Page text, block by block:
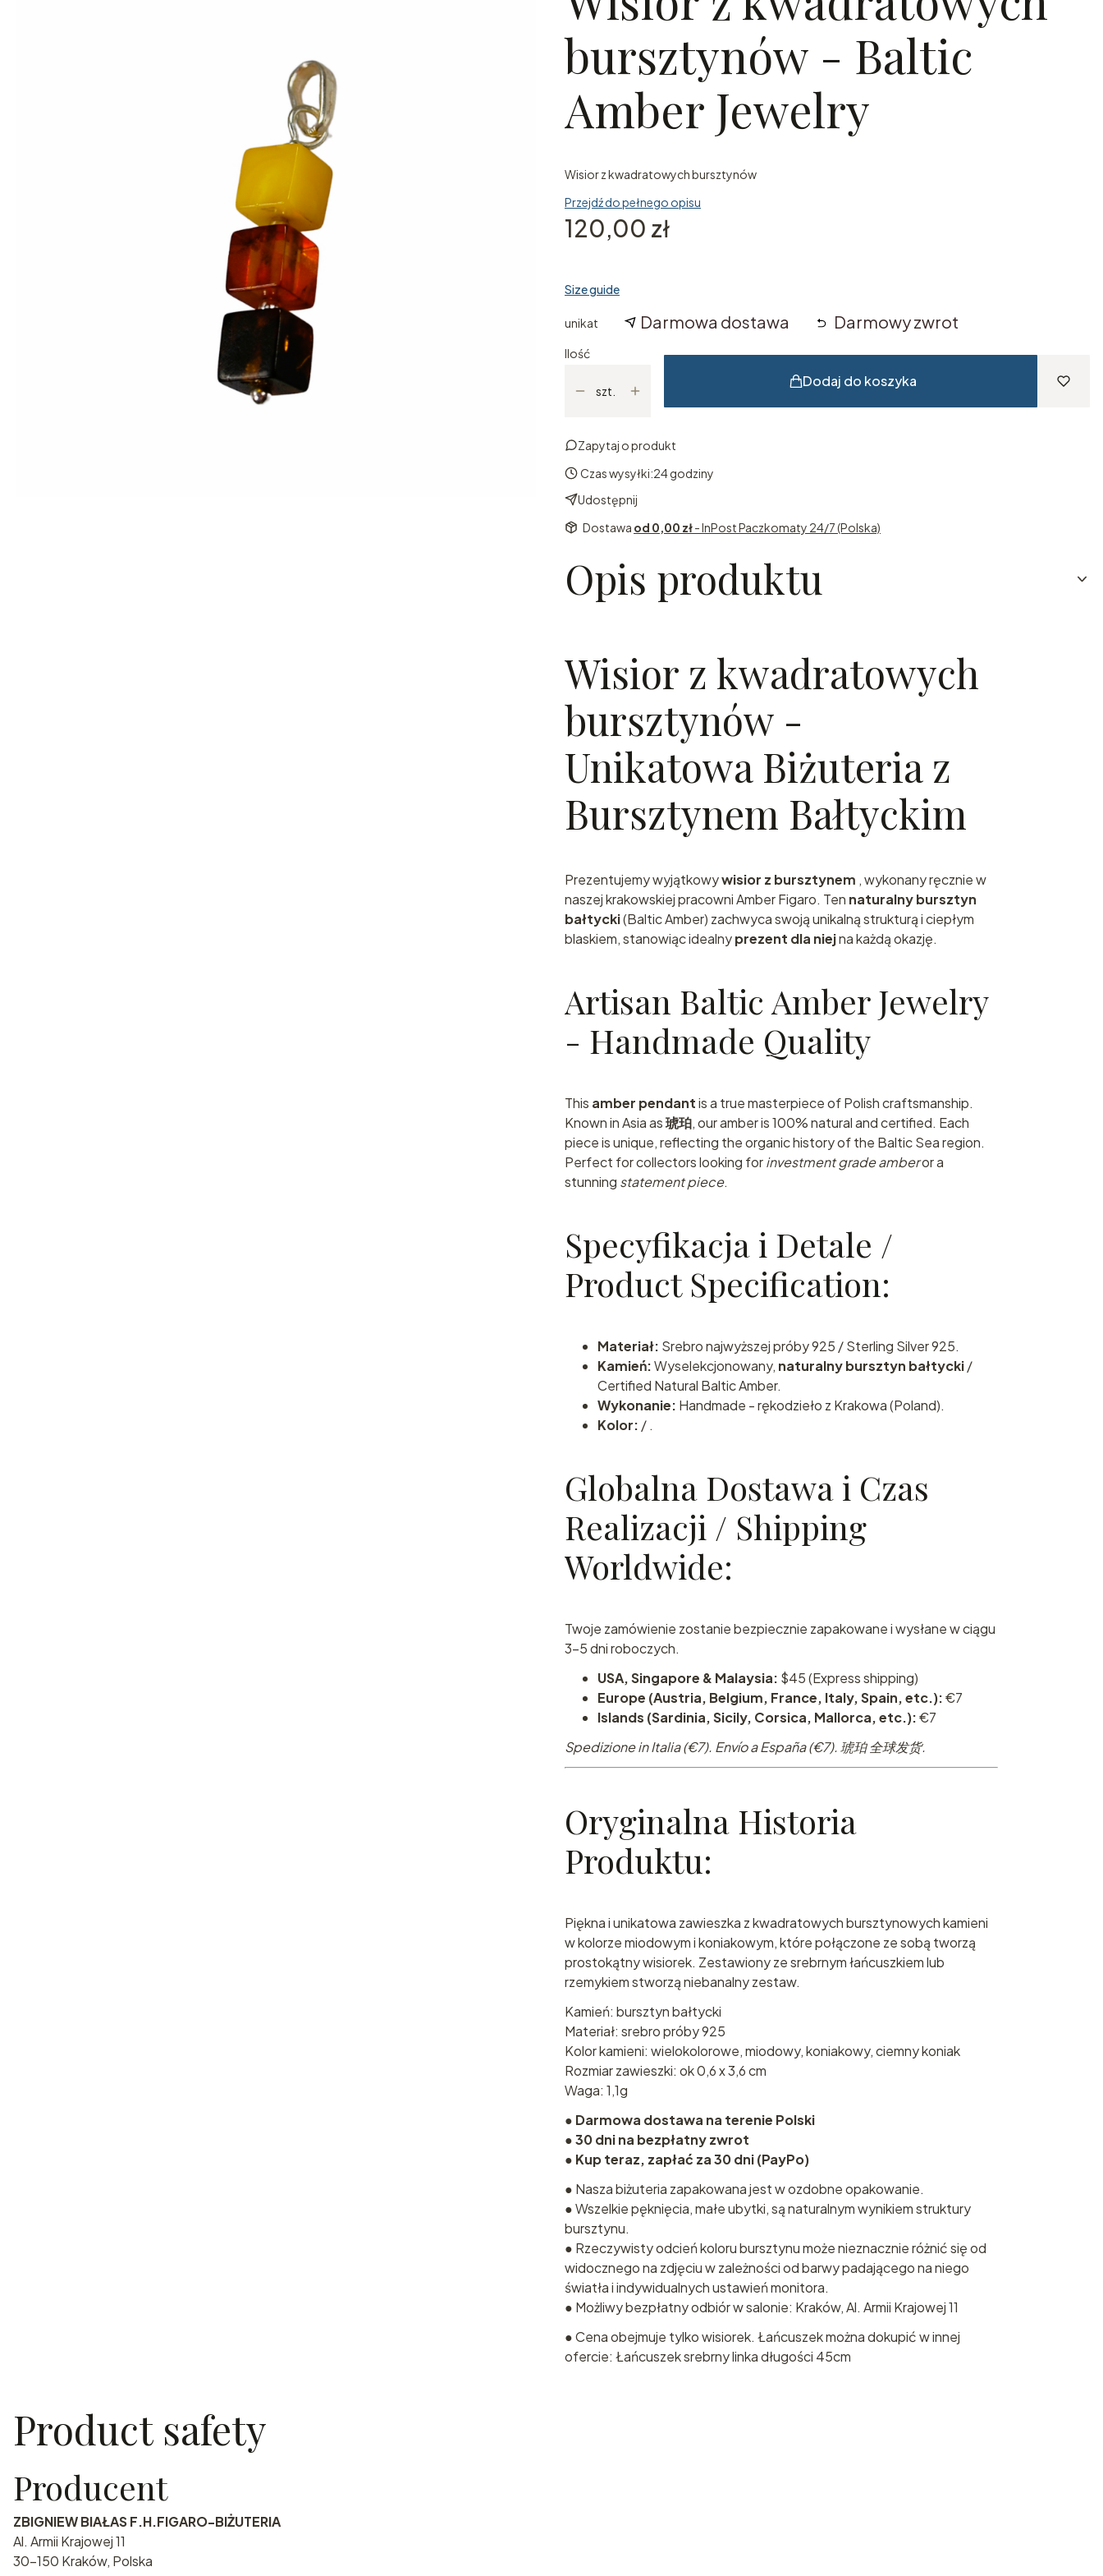
bursztynów - Baltic
Amber Jewelry
Wisior z kwadratowych bursztynów
Przejdź do pełnego opisu
Cena
120,00 zł
Size guide
unikat Darmowa dostawa Darmowy zwrot
Ilość
szt.
Dodaj do koszyka
Zapytaj o produkt
Czas wysyłki:24 godziny
Udostępnij
Dostawa od 0,00 zł- InPost Paczkomaty 24/7 (Polska)
Opis produktu
Wisior z kwadratowych
bursztynów -
Unikatowa Biżuteria z
Bursztynem Bałtyckim
Prezentujemy wyjątkowywisior z bursztynem , wykonany ręcznie w
naszej krakowskiej pracowni Amber Figaro. Ten naturalny bursztyn
bałtycki(Baltic Amber) zachwyca swoją unikalną strukturą i ciepłym
blaskiem, stanowiąc idealnyprezent dla niejna każdą okazję.
Artisan Baltic Amber Jewelry
- Handmade Quality
This amber pendantis a true masterpiece of Polish craftsmanship.
Known in Asia as琥珀, our amber is 100% natural and certified. Each
piece is unique, reflecting the organic history of the Baltic Sea region.
Perfect for collectors looking forinvestment grade amberor a
stunning statement piece.
Specyfikacja i Detale /
Product Specification:
Materiał: Srebro najwyższej próby 925 / Sterling Silver 925.
Kamień:Wyselekcjonowany, naturalny bursztyn bałtycki/
Certified Natural Baltic Amber.
Wykonanie: Handmade - rękodzieło z Krakowa (Poland).
Kolor: / .
Globalna Dostawa i Czas
Realizacji / Shipping
Worldwide:
Twoje zamówienie zostanie bezpiecznie zapakowane i wysłane w ciągu
3-5 dni roboczych.
USA, Singapore & Malaysia: $45 (Express shipping)
Europe (Austria, Belgium, France, Italy, Spain, etc.):€7
Islands (Sardinia, Sicily, Corsica, Mallorca, etc.):€7
Spedizione in Italia (€7). Envío a España (€7). 琥珀 全球发货.
Oryginalna Historia
Produktu:
Piękna i unikatowa zawieszka z kwadratowych bursztynowych kamieni
w kolorze miodowym i koniakowym, które połączone ze sobą tworzą
prostokątny wisiorek. Zestawiony ze srebrnym łańcuszkiem lub
rzemykiem stworzą niebanalny zestaw.
Kamień: bursztyn bałtycki
Materiał: srebro próby 925
Kolor kamieni: wielokolorowe, miodowy, koniakowy, ciemny koniak
Rozmiar zawieszki: ok 0,6 x 3,6 cm
Waga: 1,1g
● Darmowa dostawa na terenie Polski
●30 dni na bezpłatny zwrot
● Kup teraz, zapłać za 30 dni (PayPo)
● Nasza biżuteria zapakowana jest w ozdobne opakowanie.
● Wszelkie pęknięcia, małe ubytki, są naturalnym wynikiem struktury
bursztynu.
● Rzeczywisty odcień koloru bursztynu może nieznacznie różnić się od
widocznego na zdjęciu w zależności od barwy padającego na niego
światła i indywidualnych ustawień monitora.
● Możliwy bezpłatny odbiór w salonie: Kraków, Al. Armii Krajowej 11
● Cena obejmuje tylko wisiorek. Łańcuszek można dokupić w innej
ofercie: Łańcuszek srebrny linka długości 45cm
Product safety
Producent
ZBIGNIEW BIAŁAS F.H.FIGARO-BIŻUTERIA
Al. Armii Krajowej 11
30-150 Kraków, Polska